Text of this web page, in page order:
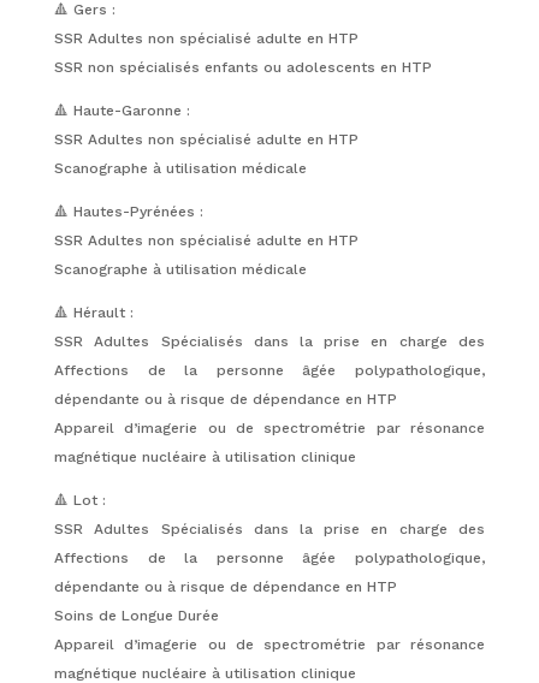
🔺 Gers :
SSR Adultes non spécialisé adulte en HTP
SSR non spécialisés enfants ou adolescents en HTP
🔺 Haute-Garonne :
SSR Adultes non spécialisé adulte en HTP
Scanographe à utilisation médicale
🔺 Hautes-Pyrénées :
SSR Adultes non spécialisé adulte en HTP
Scanographe à utilisation médicale
🔺 Hérault :
SSR Adultes Spécialisés dans la prise en charge des
Affections de la personne âgée polypathologique,
dépendante ou à risque de dépendance en HTP
Appareil d’imagerie ou de spectrométrie par résonance
magnétique nucléaire à utilisation clinique
🔺 Lot :
SSR Adultes Spécialisés dans la prise en charge des
Affections de la personne âgée polypathologique,
dépendante ou à risque de dépendance en HTP
Soins de Longue Durée
Appareil d’imagerie ou de spectrométrie par résonance
magnétique nucléaire à utilisation clinique